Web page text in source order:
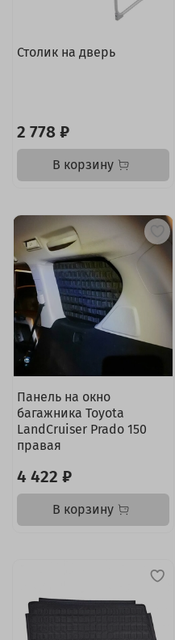
Столик на дверь
2 778 ₽
В корзину
Панель на окно
багажника Toyota
LandCruiser Prado 150
правая
4 422 ₽
В корзину